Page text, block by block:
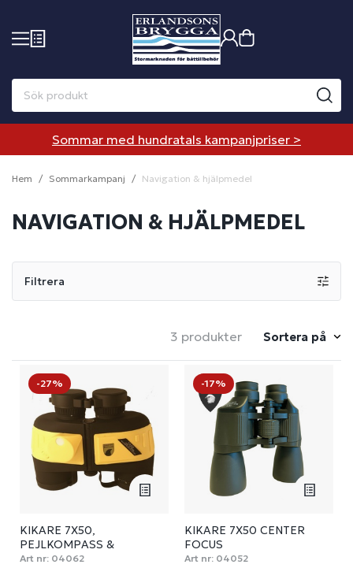
Sommar med hundratals kampanjpriser >
Hem Sommarkampanj Navigation & hjälpmedel
NAVIGATION & HJÄLPMEDEL
Filtrera
3 produkter Sortera på
-27%
KIKARE 7X50,
PEJLKOMPASS &
AVSTÅNDMÄTARE
Art nr: 04062
-17%
KIKARE 7X50 CENTER
FOCUS
Art nr: 04052